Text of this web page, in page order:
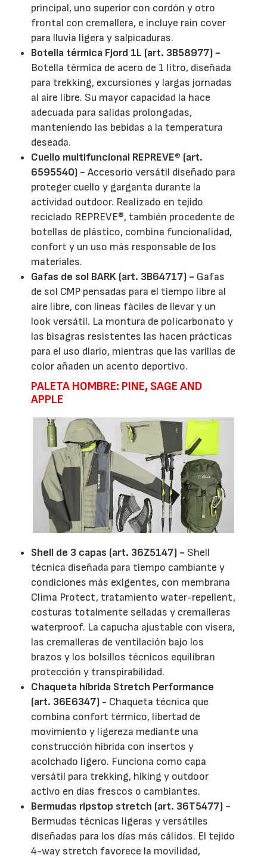
principal, uno superior con cordón y otro
frontal con cremallera, e incluye rain cover
para lluvia ligera y salpicaduras.
Botella térmica Fjord 1L (art. 3B58977) -
Botella térmica de acero de 1 litro, diseñada
para trekking, excursiones y largas jornadas
al aire libre. Su mayor capacidad la hace
adecuada para salidas prolongadas,
manteniendo las bebidas a la temperatura
deseada.
Cuello multifuncional REPREVE® (art.
6595540) - Accesorio versátil diseñado para
proteger cuello y garganta durante la
actividad outdoor. Realizado en tejido
reciclado REPREVE®, también procedente de
botellas de plástico, combina funcionalidad,
confort y un uso más responsable de los
materiales.
Gafas de sol BARK (art. 3B64717) - Gafas
de sol CMP pensadas para el tiempo libre al
aire libre, con líneas fáciles de llevar y un
look versátil. La montura de policarbonato y
las bisagras resistentes las hacen prácticas
para el uso diario, mientras que las varillas de
color añaden un acento deportivo.
PALETA HOMBRE: PINE, SAGE AND
APPLE
Shell de 3 capas (art. 36Z5147) - Shell
técnica diseñada para tiempo cambiante y
condiciones más exigentes, con membrana
Clima Protect, tratamiento water-repellent,
costuras totalmente selladas y cremalleras
waterproof. La capucha ajustable con visera,
las cremalleras de ventilación bajo los
brazos y los bolsillos técnicos equilibran
protección y transpirabilidad.
Chaqueta híbrida Stretch Performance
(art. 36E6347) - Chaqueta técnica que
combina confort térmico, libertad de
movimiento y ligereza mediante una
construcción híbrida con insertos y
acolchado ligero. Funciona como capa
versátil para trekking, hiking y outdoor
activo en días frescos o cambiantes.
Bermudas ripstop stretch (art. 36T5477) -
Bermudas técnicas ligeras y versátiles
diseñadas para los días más cálidos. El tejido
4-way stretch favorece la movilidad,